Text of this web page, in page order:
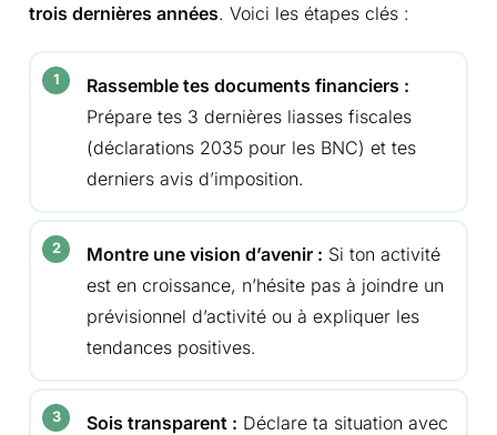
trois dernières années. Voici les étapes clés :
Rassemble tes documents financiers :
Prépare tes 3 dernières liasses fiscales
(déclarations 2035 pour les BNC) et tes
derniers avis d’imposition.
Montre une vision d’avenir : Si ton activité
est en croissance, n’hésite pas à joindre un
prévisionnel d’activité ou à expliquer les
tendances positives.
Sois transparent : Déclare ta situation avec